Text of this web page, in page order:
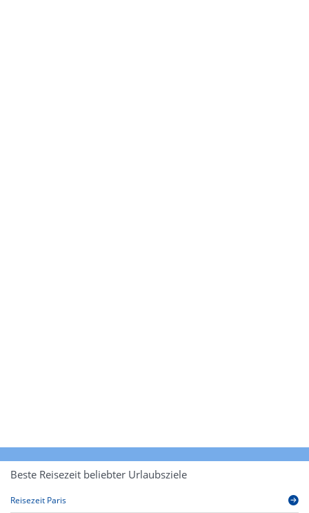
Beste Reisezeit beliebter Urlaubsziele
Reisezeit Paris